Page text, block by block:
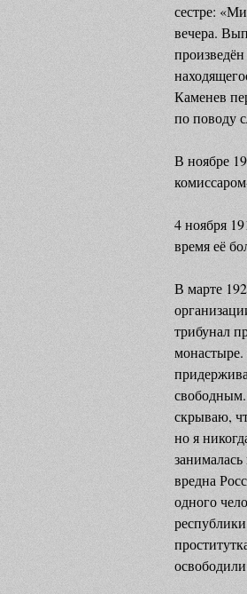
сестре:
вечера.
Каменев
по поводу
В ноябре
4 ноября
время её
В марте
трибунал
монастыре.
скрываю,
но я
вредна
одного